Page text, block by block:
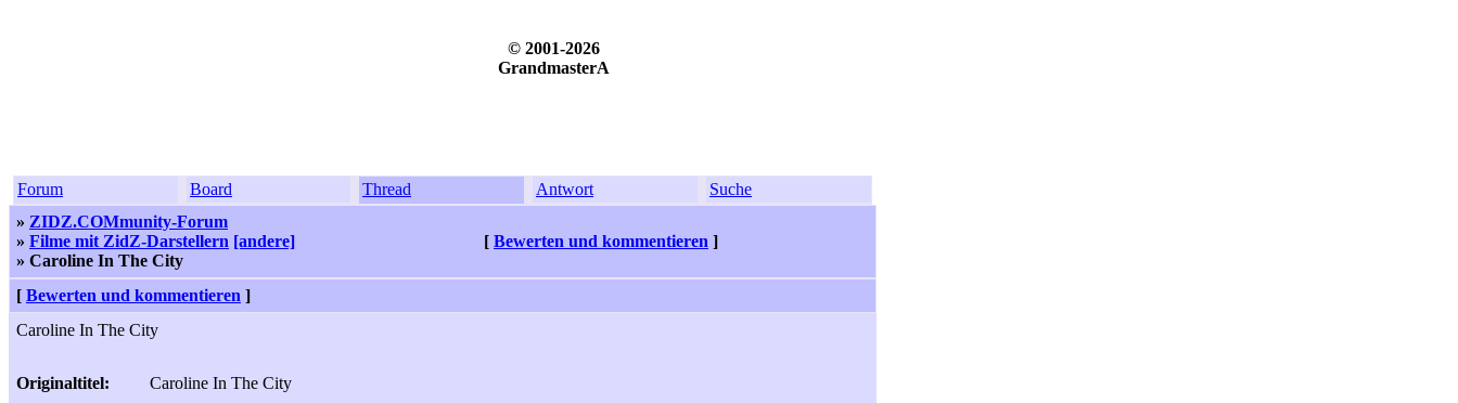
© 2001-2026
GrandmasterA
Forum Board Thread Antwort
Suche
» ZIDZ.COMmunity-Forum
» Filme mit ZidZ-Darstellern [andere]
» Caroline In The City
[ Bewerten und kommentieren ]
[ Bewerten und kommentieren ]
Caroline In The City
Originaltitel:
Caroline In The City